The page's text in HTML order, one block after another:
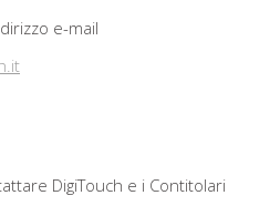
e-mail
DigiTouch e i Contitolari